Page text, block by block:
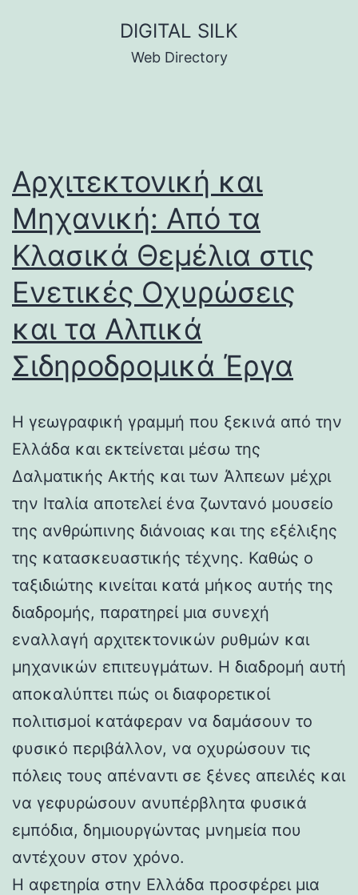
DIGITAL SILK
Web Directory
Αρχιτεκτονική και
Μηχανική: Από τα
Κλασικά Θεμέλια στις
Ενετικές Οχυρώσεις
και τα Αλπικά
Σιδηροδρομικά Έργα
Η γεωγραφική γραμμή που ξεκινά από την
Ελλάδα και εκτείνεται μέσω της
Δαλματικής Ακτής και των Άλπεων μέχρι
την Ιταλία αποτελεί ένα ζωντανό μουσείο
της ανθρώπινης διάνοιας και της εξέλιξης
της κατασκευαστικής τέχνης. Καθώς ο
ταξιδιώτης κινείται κατά μήκος αυτής της
διαδρομής, παρατηρεί μια συνεχή
εναλλαγή αρχιτεκτονικών ρυθμών και
μηχανικών επιτευγμάτων. Η διαδρομή αυτή
αποκαλύπτει πώς οι διαφορετικοί
πολιτισμοί κατάφεραν να δαμάσουν το
φυσικό περιβάλλον, να οχυρώσουν τις
πόλεις τους απέναντι σε ξένες απειλές και
να γεφυρώσουν ανυπέρβλητα φυσικά
εμπόδια, δημιουργώντας μνημεία που
αντέχουν στον χρόνο.
Η αφετηρία στην Ελλάδα προσφέρει μια